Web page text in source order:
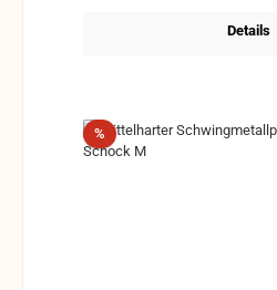
Details
%Rabatt